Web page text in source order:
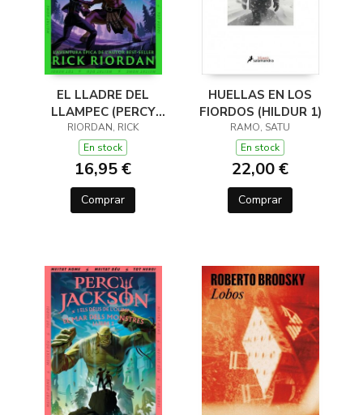
EL LLADRE DEL
LLAMPEC (PERCY
JACKSON I ELS DÉUS
DE L'OLIMP 1)
RIORDAN, RICK
En stock
16,95 €
Comprar
HUELLAS EN LOS
FIORDOS (HILDUR 1)
RAMO, SATU
En stock
22,00 €
Comprar